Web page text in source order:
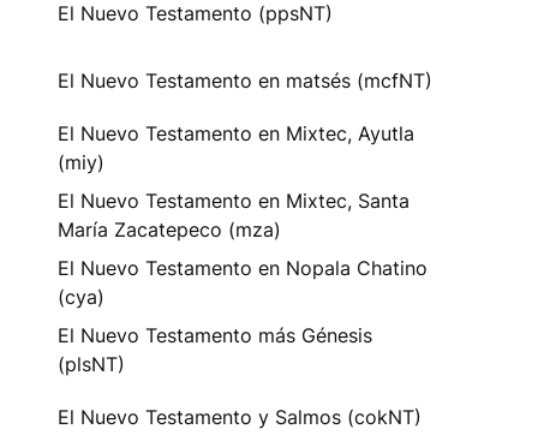
El Nuevo Testamento (ppsNT)
El Nuevo Testamento en matsés (mcfNT)
El Nuevo Testamento en Mixtec, Ayutla
(miy)
El Nuevo Testamento en Mixtec, Santa
María Zacatepeco (mza)
El Nuevo Testamento en Nopala Chatino
(cya)
El Nuevo Testamento más Génesis
(plsNT)
El Nuevo Testamento y Salmos (cokNT)